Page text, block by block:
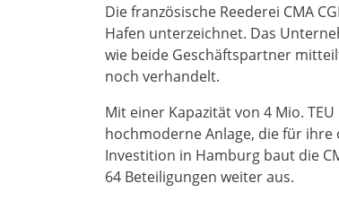
Die französische Reederei CMA
Hafen unterzeichnet. Das
wie beide Geschäftspartner
noch verhandelt.
Mit einer Kapazität von 4 Mio.
hochmoderne Anlage, die für
Investition in Hamburg baut die
64 Beteiligungen weiter aus.